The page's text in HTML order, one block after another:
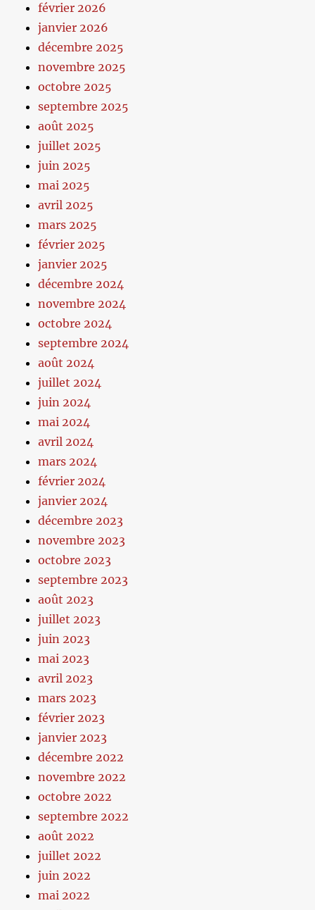
février 2026
janvier 2026
décembre 2025
novembre 2025
octobre 2025
septembre 2025
août 2025
juillet 2025
juin 2025
mai 2025
avril 2025
mars 2025
février 2025
janvier 2025
décembre 2024
novembre 2024
octobre 2024
septembre 2024
août 2024
juillet 2024
juin 2024
mai 2024
avril 2024
mars 2024
février 2024
janvier 2024
décembre 2023
novembre 2023
octobre 2023
septembre 2023
août 2023
juillet 2023
juin 2023
mai 2023
avril 2023
mars 2023
février 2023
janvier 2023
décembre 2022
novembre 2022
octobre 2022
septembre 2022
août 2022
juillet 2022
juin 2022
mai 2022